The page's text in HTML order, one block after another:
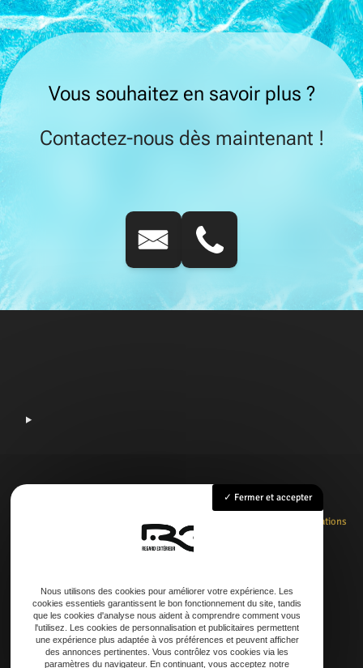
Vous souhaitez en savoir plus ?
Contactez-nous dès maintenant !
Entretien
Nos réalisations
Contact
Adresse
21 AVENUE DE LAOUADIE, 40600 Biscarrosse
Fermer et accepter
Nous utilisons des cookies pour améliorer votre expérience. Les
cookies essentiels garantissent le bon fonctionnement du site, tandis
que les cookies d'analyse nous aident à comprendre comment vous
l'utilisez. Les cookies de personnalisation et publicitaires permettent
une expérience plus adaptée à vos préférences et peuvent afficher
des annonces pertinentes. Vous contrôlez vos cookies via les
paramètres du navigateur. En continuant, vous acceptez notre